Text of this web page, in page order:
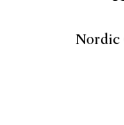
Nordic